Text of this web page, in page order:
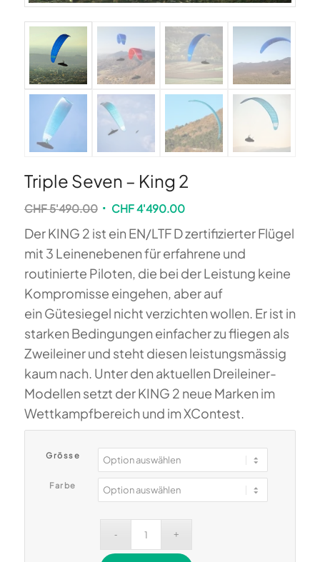
Triple Seven – King 2
CHF5'490.00 Ursprünglicher
war:
CHF 5'490.00
CHF4'490.00Aktueller
ist:
CHF 4'490.00.
Der KING 2 ist ein EN/LTF D zertifizierter Flügel
mit 3 Leinenebenen für erfahrene und
routinierte Piloten, die bei der Leistung keine
Kompromisse eingehen, aber auf
ein Gütesiegel nicht verzichten wollen. Er ist in
starken Bedingungen einfacher zu fliegen als
Zweileiner und steht diesen leistungsmässig
kaum nach. Unter den aktuellen Dreileiner-
Modellen setzt der KING 2 neue Marken im
Wettkampfbereich und im XContest.
Grösse
Farbe